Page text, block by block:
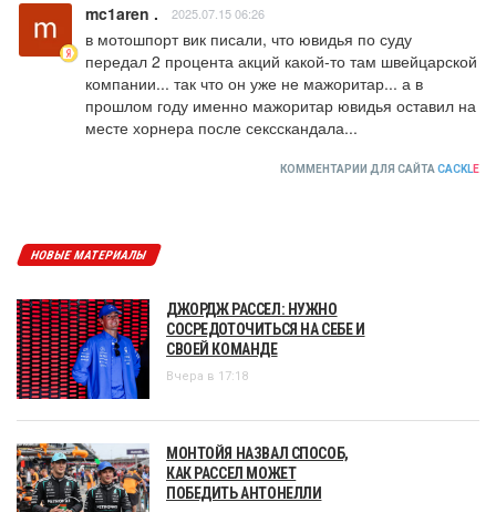
mc1aren . 2025.07.15 06:26
в мотошпорт вик писали, что ювидья по суду
передал 2 процента акций какой-то там швейцарской
компании... так что он уже не мажоритар... а в
прошлом году именно мажоритар ювидья оставил на
месте хорнера после сексскандала...
КОММЕНТАРИИ ДЛЯ САЙТА CACKLE
НОВЫЕ МАТЕРИАЛЫ
ДЖОРДЖ РАССЕЛ: НУЖНО
СОСРЕДОТОЧИТЬСЯ НА СЕБЕ И
СВОЕЙ КОМАНДЕ
Вчера в 17:18
МОНТОЙЯ НАЗВАЛ СПОСОБ,
КАК РАССЕЛ МОЖЕТ
ПОБЕДИТЬ АНТОНЕЛЛИ